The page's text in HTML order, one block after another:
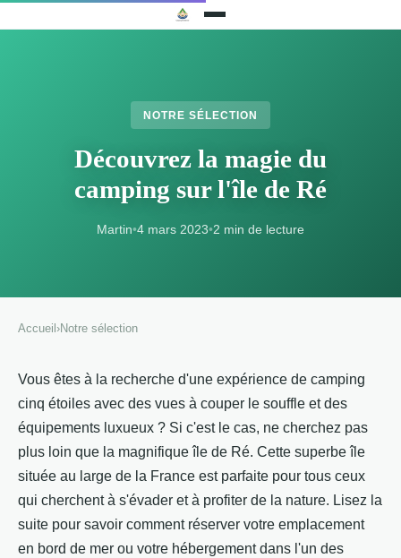
NOTRE SÉLECTION
Découvrez la magie du
camping sur l'île de Ré
Martin•4 mars 2023•2 min de lecture
Accueil ›Notre sélection
Vous êtes à la recherche d'une expérience de camping
cinq étoiles avec des vues à couper le souffle et des
équipements luxueux ? Si c'est le cas, ne cherchez pas
plus loin que la magnifique île de Ré. Cette superbe île
située au large de la France est parfaite pour tous ceux
qui cherchent à s'évader et à profiter de la nature. Lisez la
suite pour savoir comment réserver votre emplacement
en bord de mer ou votre hébergement dans l'un des